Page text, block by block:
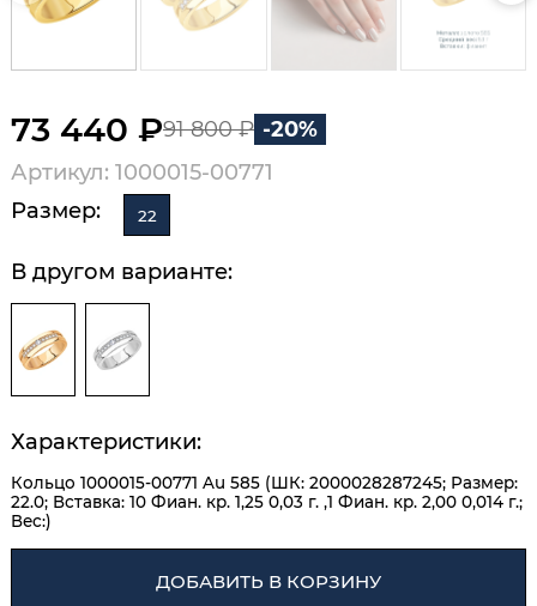
73 440 ₽91 800 ₽ -20%
Артикул: 1000015-00771
Размер:
22
В другом варианте:
Характеристики:
Кольцо 1000015-00771 Au 585 (ШК: 2000028287245; Размер:
22.0; Вставка: 10 Фиан. кр. 1,25 0,03 г. ,1 Фиан. кр. 2,00 0,014 г.;
Вес:)
ДОБАВИТЬ В КОРЗИНУ